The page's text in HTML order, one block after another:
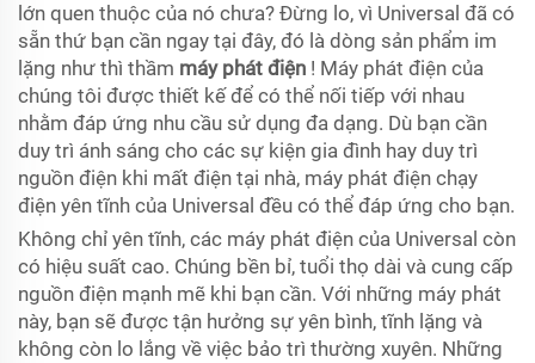
lớn quen thuộc của nó chưa? Đừng lo, vì Universal đã có
sẵn thứ bạn cần ngay tại đây, đó là dòng sản phẩm im
lặng như thì thầm máy phát điện ! Máy phát điện của
chúng tôi được thiết kế để có thể nối tiếp với nhau
nhằm đáp ứng nhu cầu sử dụng đa dạng. Dù bạn cần
duy trì ánh sáng cho các sự kiện gia đình hay duy trì
nguồn điện khi mất điện tại nhà, máy phát điện chạy
điện yên tĩnh của Universal đều có thể đáp ứng cho bạn.
Không chỉ yên tĩnh, các máy phát điện của Universal còn
có hiệu suất cao. Chúng bền bỉ, tuổi thọ dài và cung cấp
nguồn điện mạnh mẽ khi bạn cần. Với những máy phát
này, bạn sẽ được tận hưởng sự yên bình, tĩnh lặng và
không còn lo lắng về việc bảo trì thường xuyên. Những